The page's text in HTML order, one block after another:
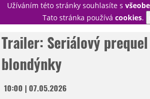
Užíváním této stránky souhlasíte s
Tato stránka používá cookies.
NOVINKY
TÉMATA
RECENZE
EPIZODY
KULT
Trailer: Seriálový
blondýnky
10:00 | 07.05.2026